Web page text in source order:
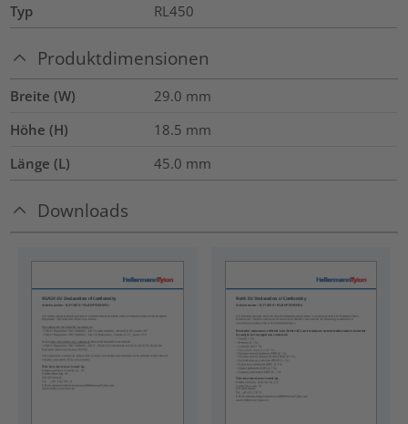
Typ
RL450
Produktdimensionen
Breite (W) 29.0 mm
Höhe (H)
18.5 mm
Länge (L)
45.0 mm
Downloads